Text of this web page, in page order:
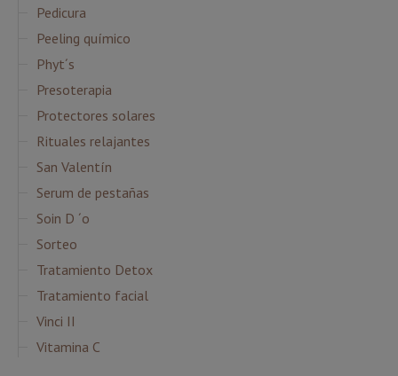
Pedicura
Peeling químico
Phyt´s
Presoterapia
Protectores solares
Rituales relajantes
San Valentín
Serum de pestañas
Soin D ´o
Sorteo
Tratamiento Detox
Tratamiento facial
Vinci II
Vitamina C